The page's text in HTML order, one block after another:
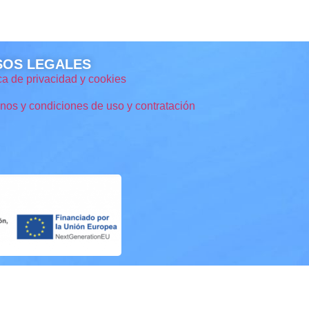
LEGALES
de privacidad y cookies
y condiciones de uso y contratación